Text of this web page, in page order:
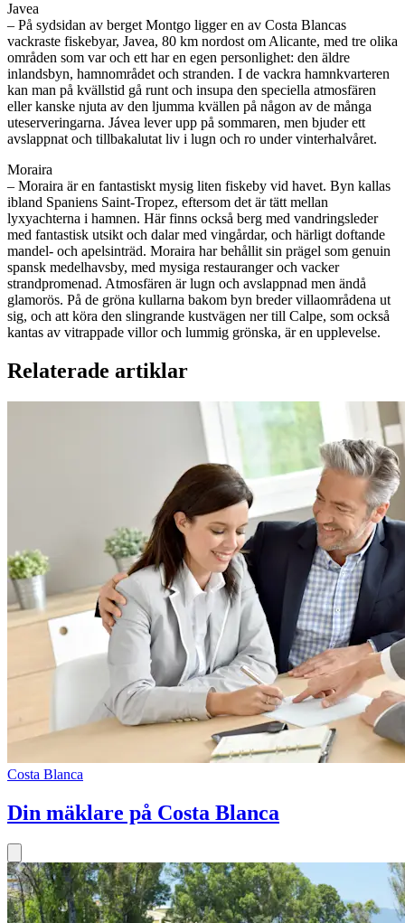
Javea
– På sydsidan av berget Montgo ligger en av Costa Blancas
vackraste fiskebyar, Javea, 80 km nordost om Alicante, med tre olika
områden som var och ett har en egen personlighet: den äldre
inlandsbyn, hamnområdet och stranden. I de vackra hamnkvarteren
kan man på kvällstid gå runt och insupa den speciella atmosfären
eller kanske njuta av den ljumma kvällen på någon av de många
uteserveringarna. Jávea lever upp på sommaren, men bjuder ett
avslappnat och tillbakalutat liv i lugn och ro under vinterhalvåret.
Moraira
– Moraira är en fantastiskt mysig liten fiskeby vid havet. Byn kallas
ibland Spaniens Saint-Tropez, eftersom det är tätt mellan
lyxyachterna i hamnen. Här finns också berg med vandringsleder
med fantastisk utsikt och dalar med vingårdar, och härligt doftande
mandel- och apelsinträd. Moraira har behållit sin prägel som genuin
spansk medelhavsby, med mysiga restauranger och vacker
strandpromenad. Atmosfären är lugn och avslappnad men ändå
glamorös. På de gröna kullarna bakom byn breder villaområdena ut
sig, och att köra den slingrande kustvägen ner till Calpe, som också
kantas av vitrappade villor och lummig grönska, är en upplevelse.
Relaterade artiklar
Costa Blanca
Din mäklare på Costa Blanca